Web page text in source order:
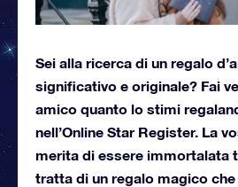
Sei alla ricerca di un regalo
significativo e originale? Fai
amico quanto lo stimi
nell’Online Star Register. La
merita di essere immortalata
tratta di un regalo magico